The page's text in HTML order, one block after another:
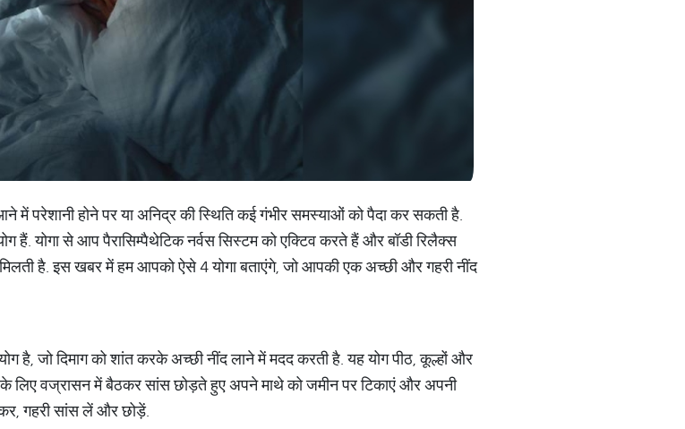
में परेशानी होने पर या अनिद्र की स्थिति कई गंभीर समस्याओं को पैदा कर सकती है.
हैं. योगा से आप पैरासिम्पैथेटिक नर्वस सिस्टम को एक्टिव करते हैं और बॉडी रिलैक्स
है. इस खबर में हम आपको ऐसे 4 योगा बताएंगे, जो आपकी एक अच्छी और गहरी नींद
है, जो दिमाग को शांत करके अच्छी नींद लाने में मदद करती है. यह योग पीठ, कूल्हों और
लिए वज्रासन में बैठकर सांस छोड़ते हुए अपने माथे को जमीन पर टिकाएं और अपनी
गहरी सांस लें और छोड़ें.